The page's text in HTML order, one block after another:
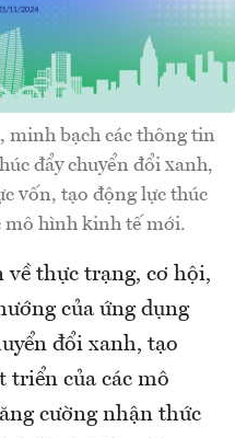
minh bạch các thông tin
đẩy chuyển đổi xanh,
vốn, tạo động lực thúc
mô hình kinh tế mới.
thực trạng, cơ hội,
của ứng dụng
đổi xanh, tạo
triển của các mô
cường nhận thức